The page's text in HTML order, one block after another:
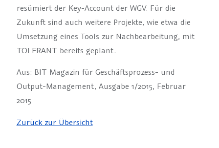
resümiert der Key-Account der WGV. Für die
Zukunft sind auch weitere Projekte, wie etwa die
Umsetzung eines Tools zur Nachbearbeitung, mit
TOLERANT bereits geplant.
Aus: BIT Magazin für Geschäftsprozess- und
Output-Management, Ausgabe 1/2015, Februar
2015
Zurück zur Übersicht